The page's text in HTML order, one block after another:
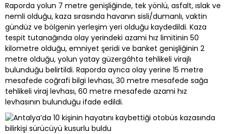
Raporda yolun 7 metre genişliğinde, tek yönlü, asfalt, ıslak ve
nemli olduğu, kaza sırasında havanın sisli/dumanlı, vaktin
gündüz ve bölgenin yerleşim yeri olduğu kaydedildi. Kaza
tespit tutanağında olay yerindeki azami hız limitinin 50
kilometre olduğu, emniyet şeridi ve banket genişliğinin 2
metre olduğu, yolun yatay güzergâhta tehlikeli virajlı
bulunduğu belirtildi. Raporda ayrıca olay yerine 15 metre
mesafede coğrafi bilgi levhası, 30 metre mesafede sağa
tehlikeli viraj levhası, 60 metre mesafede azami hız
levhasının bulunduğu ifade edildi.